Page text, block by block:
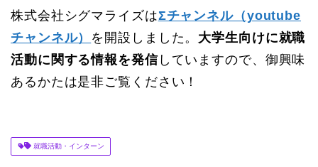
株式会社シグマライズはΣチャンネル（youtube
チャンネル） を開設しました。 大学生向けに就職
活動に関する情報を発信していますので、御興味
あるかたは是非ご覧ください！
就職活動・インターン